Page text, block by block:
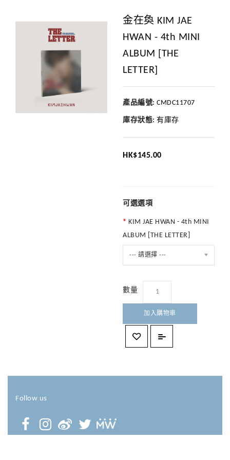
金在奐 KIM JAE
HWAN - 4th MINI
ALBUM [THE
LETTER]
產品編號: CMDC11707
庫存狀態: 有庫存
HK$145.00
可選選項
KIM JAE HWAN - 4th MINI
ALBUM [THE LETTER]
--- 請選擇 ---
數量
加入購物車
Follow us